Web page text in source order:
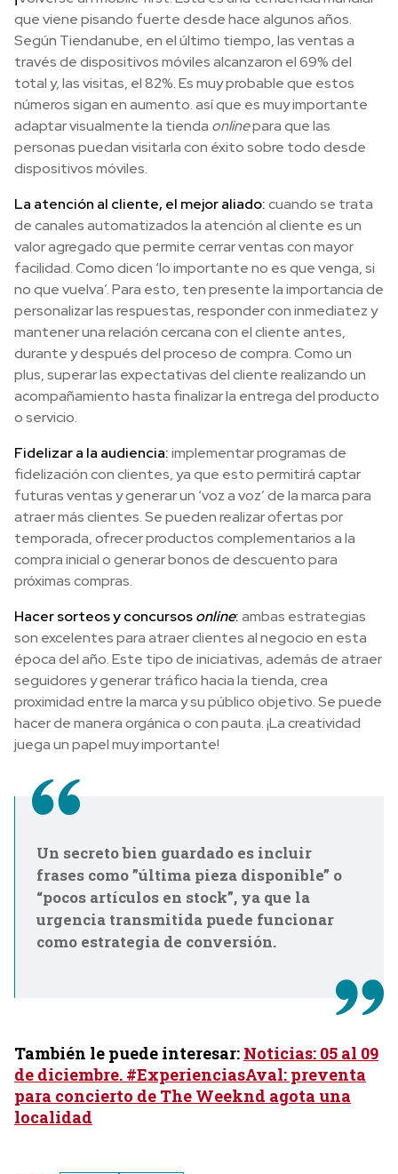
que viene pisando fuerte desde hace algunos años.
Según Tiendanube, en el último tiempo, las ventas a
través de dispositivos móviles alcanzaron el 69% del
total y, las visitas, el 82%. Es muy probable que estos
números sigan en aumento. así que es muy importante
adaptar visualmente la tienda onlinepara que las
personas puedan visitarla con éxito sobre todo desde
dispositivos móviles.
La atención al cliente, el mejor aliado:cuando se trata
de canales automatizados la atención al cliente es un
valor agregado que permite cerrar ventas con mayor
facilidad. Como dicen ‘lo importante no es que venga, si
no que vuelva’. Para esto, ten presente la importancia de
personalizar las respuestas, responder con inmediatez y
mantener una relación cercana con el cliente antes,
durante y después del proceso de compra. Como un
plus, superar las expectativas del cliente realizando un
acompañamiento hasta finalizar la entrega del producto
o servicio.
Fidelizar a la audiencia:implementar programas de
fidelización con clientes, ya que esto permitirá captar
futuras ventas y generar un ‘voz a voz’ de la marca para
atraer más clientes. Se pueden realizar ofertas por
temporada, ofrecer productos complementarios a la
compra inicial o generar bonos de descuento para
próximas compras.
Hacer sorteos y concursosonline:ambas estrategias
son excelentes para atraer clientes al negocio en esta
época del año. Este tipo de iniciativas, además de atraer
seguidores y generar tráfico hacia la tienda, crea
proximidad entre la marca y su público objetivo. Se puede
hacer de manera orgánica o con pauta. ¡La creatividad
juega un papel muy importante!
Un secreto bien guardado es incluir
frases como ”última pieza disponible” o
“pocos artículos en stock”, ya que la
urgencia transmitida puede funcionar
como estrategia de conversión.
También le puede interesar: Noticias: 05 al 09
de diciembre. #ExperienciasAval: preventa
para concierto de The Weeknd agota una
localidad